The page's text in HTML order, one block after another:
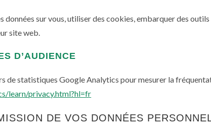
sur vous, utiliser des cookies, embarquer des
site web.
D’AUDIENCE
de statistiques Google Analytics pour mesurer la
learn/privacy.html?hl=fr
DE VOS DONNÉES